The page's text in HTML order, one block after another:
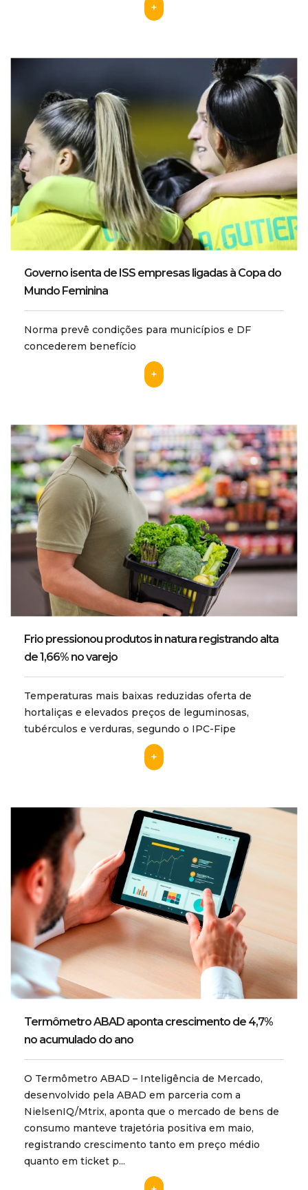
+
Governo isenta de ISS empresas ligadas à Copa do
Mundo Feminina
Norma prevê condições para municípios e DF
concederem benefício
+
Frio pressionou produtos in natura registrando alta
de 1,66% no varejo
Temperaturas mais baixas reduzidas oferta de
hortaliças e elevados preços de leguminosas,
tubérculos e verduras, segundo o IPC-Fipe
+
Termômetro ABAD aponta crescimento de 4,7%
no acumulado do ano
O Termômetro ABAD – Inteligência de Mercado,
desenvolvido pela ABAD em parceria com a
NielsenIQ/Mtrix, aponta que o mercado de bens de
consumo manteve trajetória positiva em maio,
registrando crescimento tanto em preço médio
quanto em ticket p...